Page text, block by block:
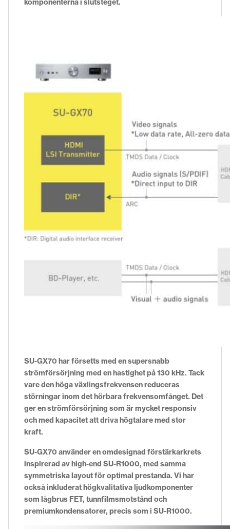
komponenterna i slutsteget.
SU-GX70 har försetts med en supersnabb
strömförsörjning med en hastighet på 130 kHz. Tack
vare den höga växlingsfrekvensen reduceras
störningar inom det hörbara frekvensomfånget. Det
ger en strömförsörjning som är mycket responsiv
och med kapacitet att driva högtalare med stor
kraft.
SU-GX70 använder en omdesignad förstärkarkrets
inspirerad av high-end SU-R1000, med samma
symmetriska layout för optimal prestanda. Vi har
också inkluderat högkvalitativa ljudkomponenter
som lågbrus FET, tunnfilmsmotstånd och
premiumkondensatorer, precis som i SU-R1000.